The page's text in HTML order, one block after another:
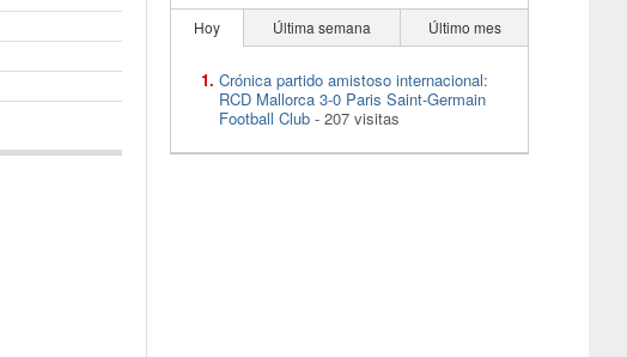
Hoy Última semana Último mes
Crónica partido amistoso internacional:
RCD Mallorca 3-0 Paris Saint-Germain
Football Club - 207 visitas